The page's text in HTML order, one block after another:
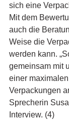
sich eine
Mit dem
auch die
Weise die
werden kann.
gemeinsam mit
einer
Verpackungen
Sprecherin
Interview. (4)